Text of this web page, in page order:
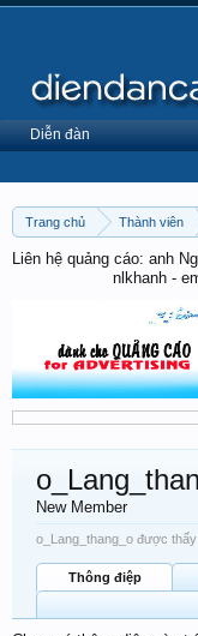
Trang chủ Thành viên
Liên hệ quảng cáo: anh
nlkhanh -
New Member
o_Lang_thang_o được thấy
Thông điệp
Diễn đàn